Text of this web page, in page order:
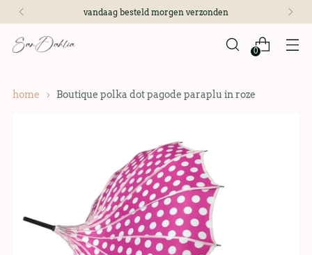
vandaag besteld morgen verzonden
0
home Boutique polka dot pagode paraplu in roze